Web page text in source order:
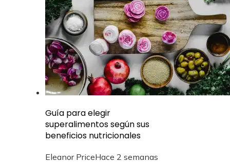
Guía para elegir
superalimentos según sus
beneficios nutricionales
Eleanor PriceHace 2 semanas